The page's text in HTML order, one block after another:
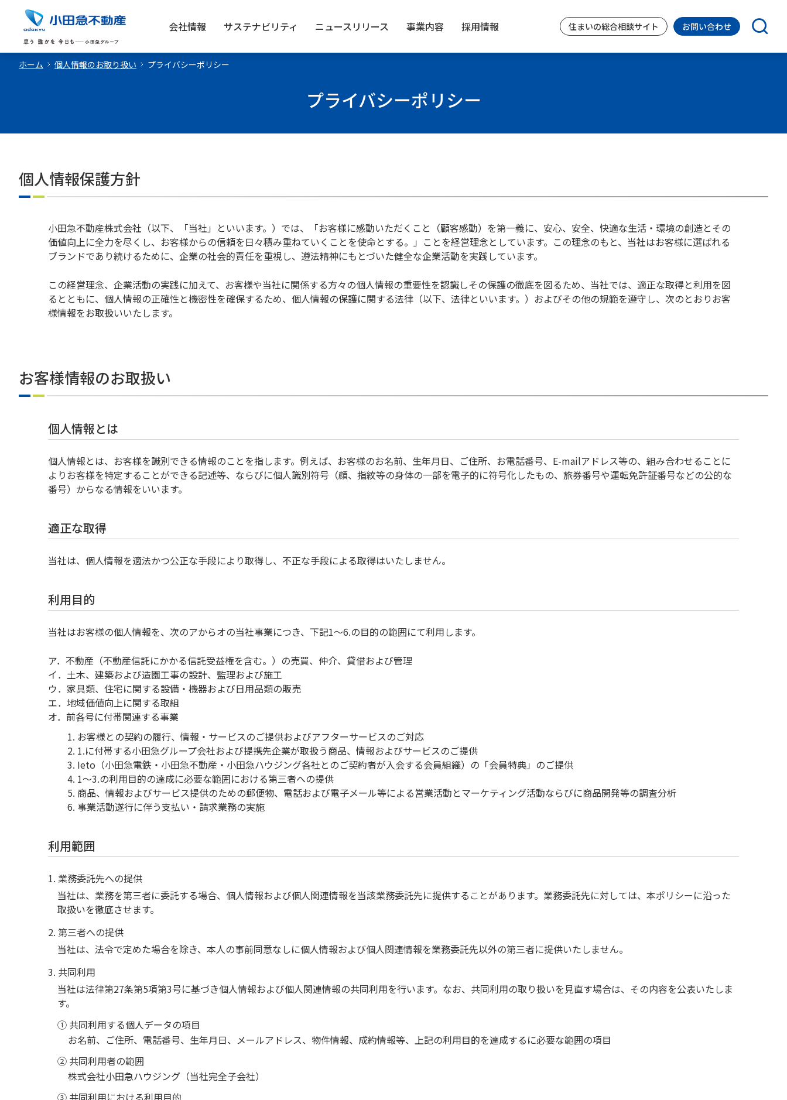
会社情報 サステナビリティ ニュースリリース 事業内容 採用情報 住まいの総合相談サイト お問い合わせ
ホーム 個人情報のお取り扱い プライバシーポリシー
プライバシーポリシー
個人情報保護方針
小田急不動産株式会社（以下、「当社」といいます。）では、「お客様に感動いただくこと（顧客感動）を第一義に、安心、安全、快適な生活・環境の創造とその
価値向上に全力を尽くし、お客様からの信頼を日々積み重ねていくことを使命とする。」ことを経営理念としています。この理念のもと、当社はお客様に選ばれる
ブランドであり続けるために、企業の社会的責任を重視し、遵法精神にもとづいた健全な企業活動を実践しています。
この経営理念、企業活動の実践に加えて、お客様や当社に関係する方々の個人情報の重要性を認識しその保護の徹底を図るため、当社では、適正な取得と利用を図
るとともに、個人情報の正確性と機密性を確保するため、個人情報の保護に関する法律（以下、法律といいます。）およびその他の規範を遵守し、次のとおりお客
様情報をお取扱いいたします。
お客様情報のお取扱い
個人情報とは
個人情報とは、お客様を識別できる情報のことを指します。例えば、お客様のお名前、生年月日、ご住所、お電話番号、E-mailアドレス等の、組み合わせることに
よりお客様を特定することができる記述等、ならびに個人識別符号（顔、指紋等の身体の一部を電子的に符号化したもの、旅券番号や運転免許証番号などの公的な
番号）からなる情報をいいます。
適正な取得
当社は、個人情報を適法かつ公正な手段により取得し、不正な手段による取得はいたしません。
利用目的
当社はお客様の個人情報を、次のアからオの当社事業につき、下記1～6.の目的の範囲にて利用します。
ア．不動産（不動産信託にかかる信託受益権を含む。）の売買、仲介、貸借および管理
イ．土木、建築および造園工事の設計、監理および施工
ウ．家具類、住宅に関する設備・機器および日用品類の販売
エ．地域価値向上に関する取組
オ．前各号に付帯関連する事業
お客様との契約の履行、情報・サービスのご提供およびアフターサービスのご対応
1.に付帯する小田急グループ会社および提携先企業が取扱う商品、情報およびサービスのご提供
Ieto（小田急電鉄・小田急不動産・小田急ハウジング各社とのご契約者が入会する会員組織）の「会員特典」のご提供
1～3.の利用目的の達成に必要な範囲における第三者への提供
商品、情報およびサービス提供のための郵便物、電話および電子メール等による営業活動とマーケティング活動ならびに商品開発等の調査分析
事業活動遂行に伴う支払い・請求業務の実施
利用範囲
1. 業務委託先への提供
当社は、業務を第三者に委託する場合、個人情報および個人関連情報を当該業務委託先に提供することがあります。業務委託先に対しては、本ポリシーに沿った
取扱いを徹底させます。
2. 第三者への提供
当社は、法令で定めた場合を除き、本人の事前同意なしに個人情報および個人関連情報を業務委託先以外の第三者に提供いたしません。
3. 共同利用
当社は法律第27条第5項第3号に基づき個人情報および個人関連情報の共同利用を行います。なお、共同利用の取り扱いを見直す場合は、その内容を公表いたしま
す。
① 共同利用する個人データの項目
お名前、ご住所、電話番号、生年月日、メールアドレス、物件情報、成約情報等、上記の利用目的を達成するに必要な範囲の項目
② 共同利用者の範囲
株式会社小田急ハウジング（当社完全子会社）
③ 共同利用における利用目的